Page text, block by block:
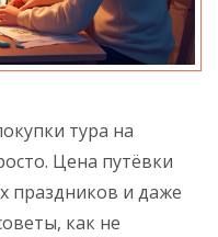
тура на
Цена путёвки
праздников и даже
как не